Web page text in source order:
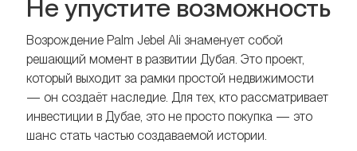
Не упустите возможность
Возрождение Palm Jebel Ali знаменует собой
решающий момент в развитии Дубая. Это проект,
который выходит за рамки простой недвижимости
— он создаёт наследие. Для тех, кто рассматривает
инвестиции в Дубае, это не просто покупка — это
шанс стать частью создаваемой истории.